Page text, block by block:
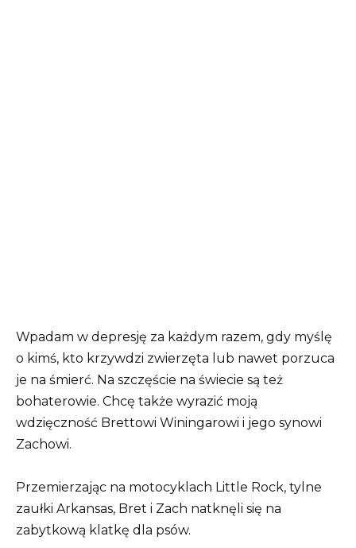
Wpadam w depresję za każdym razem, gdy myślę
o kimś, kto krzywdzi zwierzęta lub nawet porzuca
je na śmierć. Na szczęście na świecie są też
bohaterowie. Chcę także wyrazić moją
wdzięczność Brettowi Winingarowi i jego synowi
Zachowi.
Przemierzając na motocyklach Little Rock, tylne
zaułki Arkansas, Bret i Zach natknęli się na
zabytkową klatkę dla psów.